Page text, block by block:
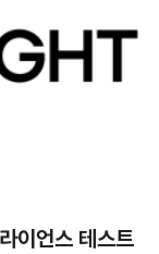
이언스 테스트